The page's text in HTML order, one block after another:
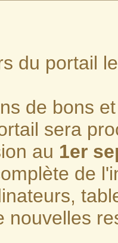
du portail
de bons
sera
au 1er
de
nouvelles